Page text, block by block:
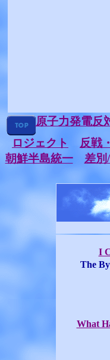
原子力発電反
ロジェクト
反戦
朝鮮半島統一
差別
I
The
What